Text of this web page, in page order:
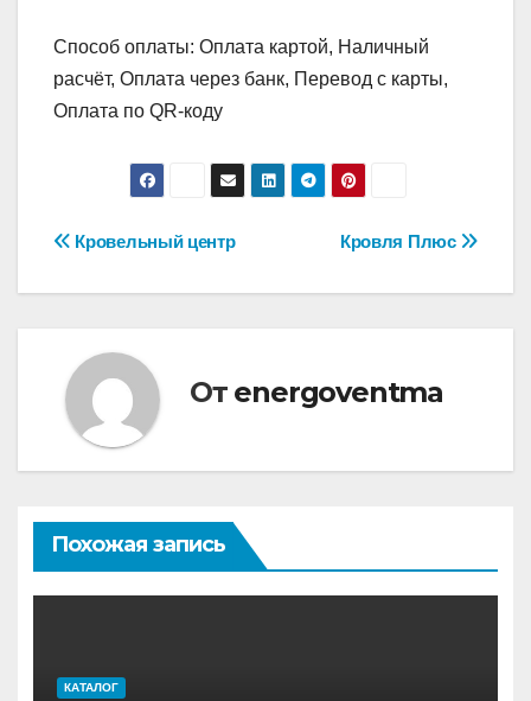
Способ оплаты: Оплата картой, Наличный
расчёт, Оплата через банк, Перевод с карты,
Оплата по QR-коду
Навигация
по
записям
Кровля Плюс
Кровельный центр
От energoventma
Похожая запись
КАТАЛОГ